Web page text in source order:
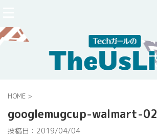
HOME >
googlemugcup-walmart-02
投稿日： 2019/04/04